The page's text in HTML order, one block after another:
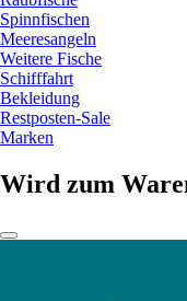
Spinnfischen
Meeresangeln
Weitere Fische
Schifffahrt
Bekleidung
Restposten-Sale
Marken
Wird zum